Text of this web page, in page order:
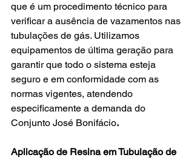
que é um procedimento técnico para
verificar a ausência de vazamentos nas
tubulações de gás. Utilizamos
equipamentos de última geração para
garantir que todo o sistema esteja
seguro e em conformidade com as
normas vigentes, atendendo
especificamente a demanda do
Conjunto José Bonifácio.
Aplicação de Resina em Tubulação de